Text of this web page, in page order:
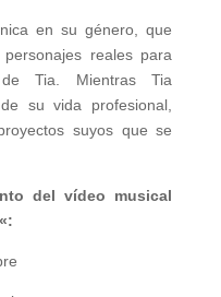
en su género, que
reales para
Tia. Mientras Tia
su vida profesional,
suyos que se
del vídeo musical